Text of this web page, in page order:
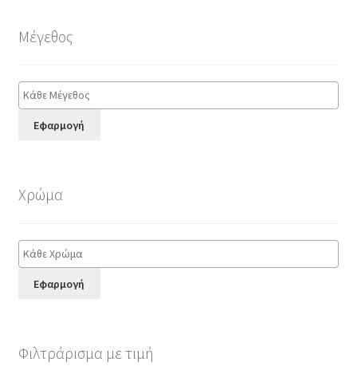
Μέγεθος
Εφαρμογή
Χρώμα
Εφαρμογή
Φιλτράρισμα με τιμή